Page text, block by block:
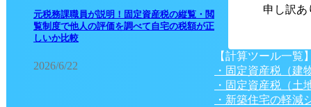
申し訳あ
元税務課職員が説明！固定資産税の縦覧・閲
覧制度で他人の評価を調べて自宅の税額が正
しいか比較
2026/6/22
【計算ツール一覧】
・固定資産税（建
・固定資産税（土
・新築住宅の軽減